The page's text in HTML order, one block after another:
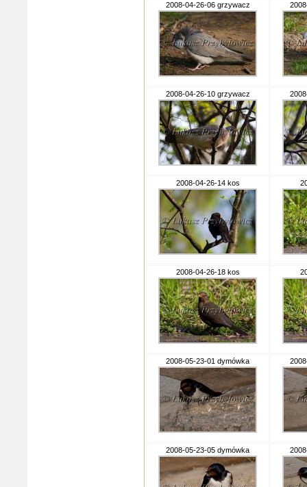
2008-04-26-06 grzywacz
2008-04-26-10 grzywacz
2008-04-26-14 kos
2008-04-26-18 kos
2008-05-23-01 dymówka
2008-05-23-05 dymówka